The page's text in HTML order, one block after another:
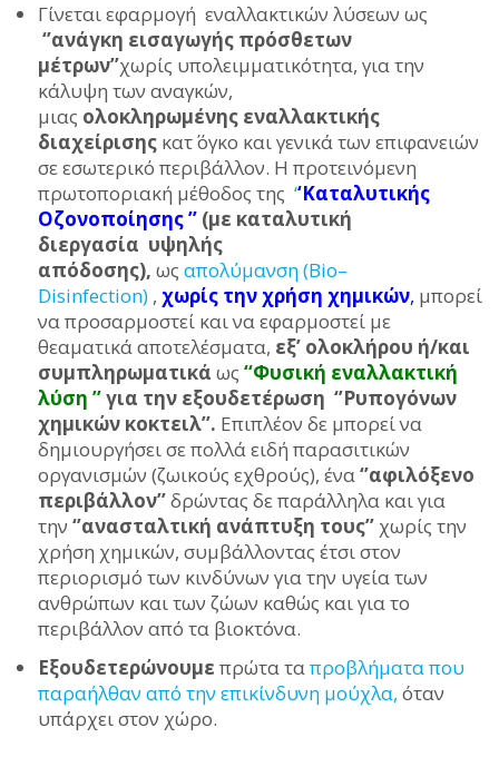
Γίνεται εφαρμογή εναλλακτικών λύσεων ως
‘’ανάγκη εισαγωγής πρόσθετων
μέτρων’’χωρίς υπολειμματικότητα, για την
κάλυψη των αναγκών,
μιας ολοκληρωμένης εναλλακτικής
διαχείρισης κατ΄ όγκο και γενικά των επιφανειών
σε εσωτερικό περιβάλλον. Η προτεινόμενη
πρωτοποριακή μέθοδος της ‘‘Καταλυτικής
Οζονοποίησης ’’ (με καταλυτική
διεργασία υψηλής
απόδοσης), ως απολύμανση (Bio–
Disinfection) , χωρίς την χρήση χημικών, μπορεί
να προσαρμοστεί και να εφαρμοστεί με
θεαματικά αποτελέσματα, εξ’ ολοκλήρου ή/και
συμπληρωματικά ως ‘‘Φυσική εναλλακτική
λύση ’’για την εξουδετέρωση ‘’Ρυπογόνων
χημικών κοκτειλ’’. Επιπλέον δε μπορεί να
δημιουργήσει σε πολλά ειδή παρασιτικών
οργανισμών (ζωικούς εχθρούς), ένα‘’αφιλόξενο
περιβάλλον’’δρώντας δε παράλληλα και για
την ‘’ανασταλτική ανάπτυξη τους’’ χωρίς την
χρήση χημικών, συμβάλλοντας έτσι στον
περιορισμό των κινδύνων για την υγεία των
ανθρώπων και των ζώων καθώς και για το
περιβάλλον από τα βιοκτόνα.
Εξουδετερώνουμε πρώτα ταπροβλήματα που
παραήλθαν από την επικίνδυνη μούχλα, όταν
υπάρχει στον χώρο.